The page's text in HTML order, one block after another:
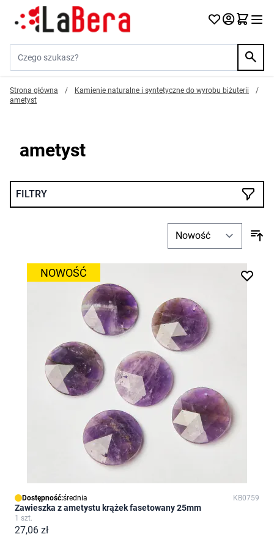
Przejdź do treści
Strona główna / Kamienie naturalne i syntetyczne do wyrobu biżuterii
/
ametyst
ametyst
FILTRY
NOWOŚĆ
Dostępność:średnia KB0759
Zawieszka z ametystu krążek fasetowany 25mm
1 szt.
27,06 zł